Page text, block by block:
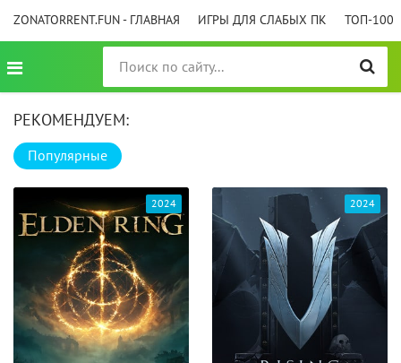
ZONATORRENT.FUN - ГЛАВНАЯ ИГРЫ ДЛЯ СЛАБЫХ ПК ТОП-100
РЕКОМЕНДУЕМ:
Популярные
2024 2024